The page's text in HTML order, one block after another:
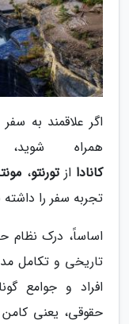
اگر علاقمند به
همراه
کانادا ازتورنتو،
تجربه سفر را داشته
اساساً، درک نظام
تاریخی و تکامل
افراد و جوامع